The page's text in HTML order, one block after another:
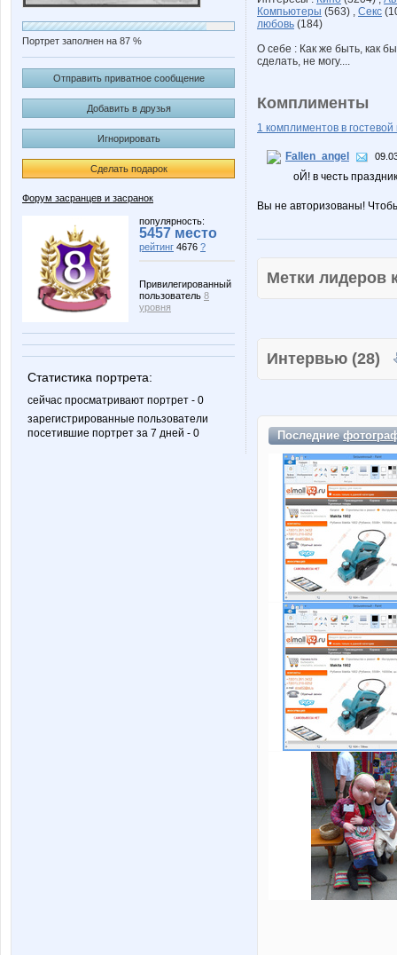
Портрет заполнен на 87 %
Отправить приватное сообщение
Добавить в друзья
Игнорировать
Сделать подарок
Форум засранцев и засранок
популярность:
5457 место
рейтинг 4676 ?
Привилегированный
пользователь 8
уровня
Статистика портрета:
сейчас просматривают портрет - 0
зарегистрированные пользователи
посетившие портрет за 7 дней - 0
Компьютеры (563) , Секс
любовь (184)
О себе : Как же быть, как
сделать, не могу....
Комплименты
1 комплиментов в гостевой
Fallen_angel
оЙ! в честь
Вы не авторизованы!
Метки
Интервью (28)
Последние